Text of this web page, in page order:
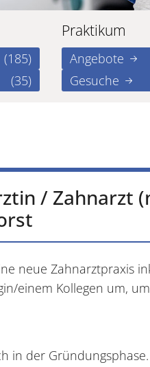
(185)
(35)
Praktikum
Angebote
Gesuche
/ Zahnarzt
neue Zahnarztpraxis
einem Kollegen um,
in der